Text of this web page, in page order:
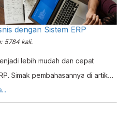
dengan Sistem ERP
5784 kali.
lebih mudah dan cepat
Simak pembahasannya di artikel